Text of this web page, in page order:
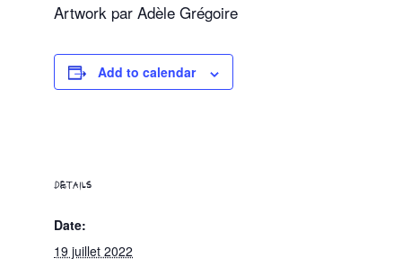
Artwork par Adèle Grégoire
Add to calendar
DETAILS
Date:
19 juillet 2022